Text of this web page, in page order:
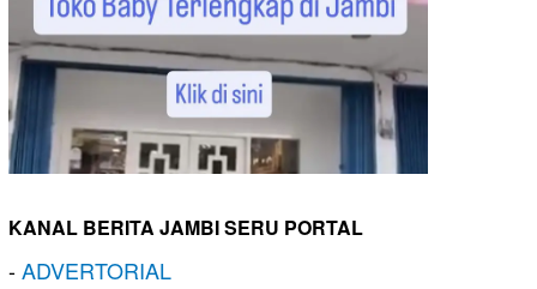
KANAL BERITA JAMBI SERU PORTAL
-ADVERTORIAL